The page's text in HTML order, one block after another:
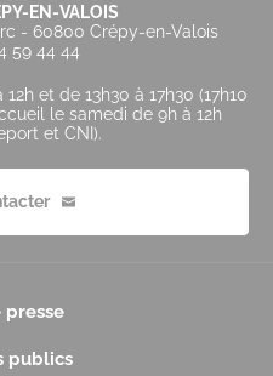
EN-VALOIS
- 60800 Crépy-en-Valois
59 44 44
et de 13h30 à 17h30 (17h10
le samedi de 9h à 12h
et CNI).
presse
publics